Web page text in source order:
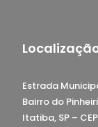
Estrada
Bairro do
Itatiba, SP –